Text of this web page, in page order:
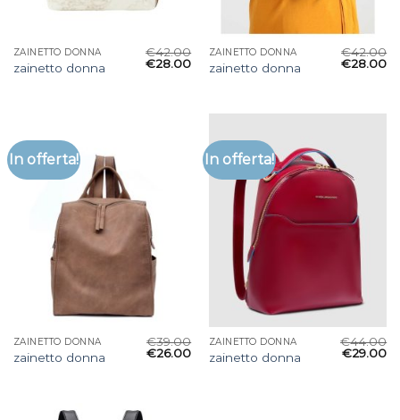
ZAINETTO DONNA
zainetto donna
€42.00
€28.00
ZAINETTO DONNA
zainetto donna
€42.00
€28.00
In offerta!
ZAINETTO DONNA
zainetto donna
€39.00
€26.00
In offerta!
ZAINETTO DONNA
zainetto donna
€44.00
€29.00